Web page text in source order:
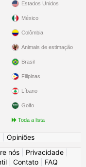
Estados Unidos
México
Colômbia
Animais de estimação
Brasil
Filipinas
Líbano
Golfo
Toda a lista
Opiniões
nós Privacidade
Contato FAQ